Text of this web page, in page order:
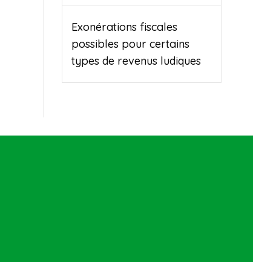
Exonérations fiscales
possibles pour certains
types de revenus ludiques